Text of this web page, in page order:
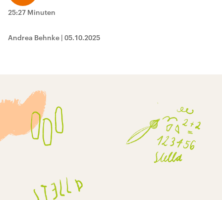
25:27 Minuten
Andrea Behnke | 05.10.2025